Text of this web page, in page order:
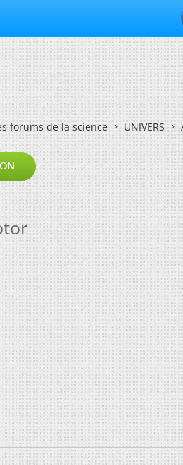
forums de la science UNIVERS